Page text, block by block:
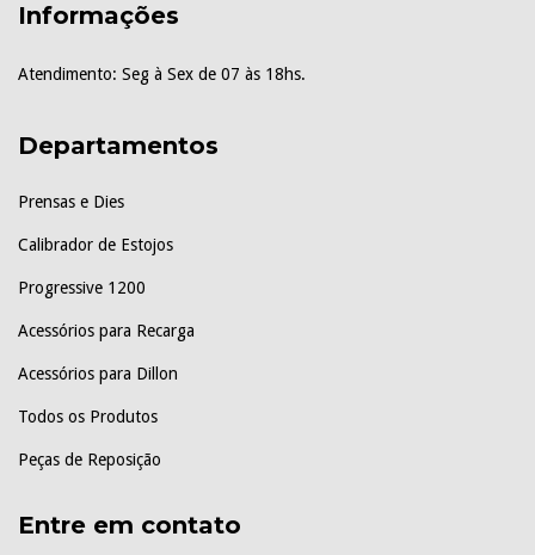
Informações
Atendimento: Seg à Sex de 07 às 18hs.
Departamentos
Prensas e Dies
Calibrador de Estojos
Progressive 1200
Acessórios para Recarga
Acessórios para Dillon
Todos os Produtos
Peças de Reposição
Entre em contato